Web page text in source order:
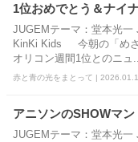
1位おめでとう＆ナイ
JUGEMテーマ：堂本光一
KinKi Kids 今朝の「めざ
オリコン週間1位とのニュ...
赤と青の光をまとって |
アニソンのSHOWマン
JUGEMテーマ：堂本光